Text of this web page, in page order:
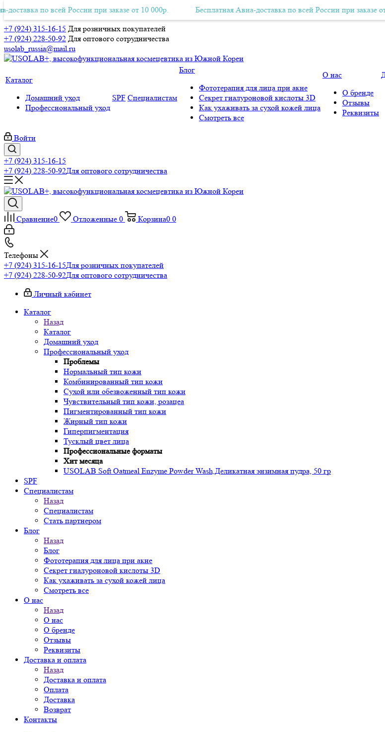
+7 (924) 315-16-15 Для розничных покупателей
+7 (924) 228-50-92 Для оптового сотрудничества
usolab_russia@mail.ru
Авиа-доставка по всей России при заказе от 10 000р. Бесплатная Авиа-доставка по всей России
по всей России при заказе от 10 000р. Бесплатная Авиа-доставка по всей России при заказе от 10
Каталог
Домашний уход
Профессиональный уход
SPF Специалистам
Блог
Фототерапия для лица при акне
Секрет гиалуроновой кислоты 3D
Как ухаживать за сухой кожей лица
Смотреть все
О нас
О бренде
Отзывы
Реквизиты
Войти
+7 (924) 315-16-15
+7 (924) 228-50-92Для оптового сотрудничества
Сравнение0 Отложенные 0 Корзина0 0
Телефоны
+7 (924) 315-16-15Для розничных покупателей
+7 (924) 228-50-92Для оптового сотрудничества
Личный кабинет
Каталог
Назад
Каталог
Домашний уход
Профессиональный уход
Проблемы
Нормальный тип кожи
Комбинированный тип кожи
Сухой или обезвоженный тип кожи
Чувствительный тип кожи, розацеа
Пигментированный тип кожи
Жирный тип кожи
Гиперпигментация
Тусклый цвет лица
Профессиональные форматы
Хит месяца
USOLAB Soft Oatmeal Enzyme Powder Wash,Деликатная энзимная пудра, 50 гр
SPF
Специалистам
Назад
Специалистам
Стать партнером
Блог
Назад
Блог
Фототерапия для лица при акне
Секрет гиалуроновой кислоты 3D
Как ухаживать за сухой кожей лица
Смотреть все
О нас
Назад
О нас
О бренде
Отзывы
Реквизиты
Доставка и оплата
Назад
Доставка и оплата
Оплата
Доставка
Возврат
Контакты